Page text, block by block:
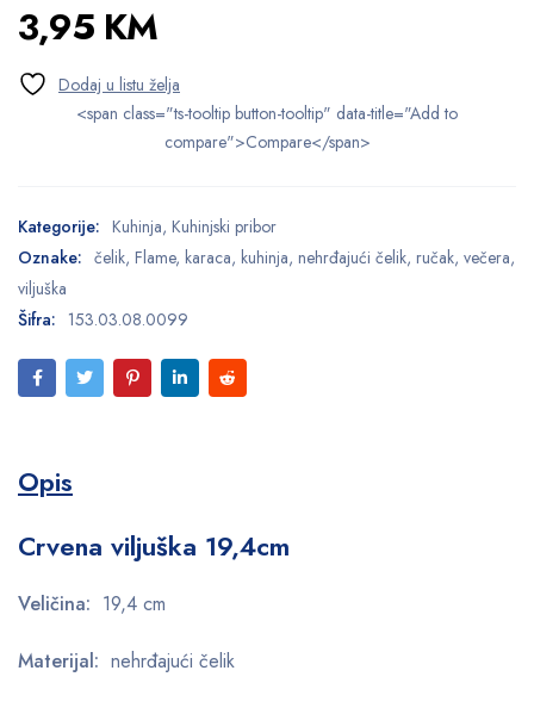
3,95 KM
<span class="ts-tooltip button-tooltip" data-title="Add to
compare">Compare</span>
Kategorije: Kuhinja, Kuhinjski pribor
Oznake: čelik, Flame, karaca, kuhinja, nehrđajući čelik, ručak, večera,
viljuška
Šifra: 153.03.08.0099
Opis
Crvena viljuška 19,4cm
Veličina: 19,4 cm
Materijal: nehrđajući čelik